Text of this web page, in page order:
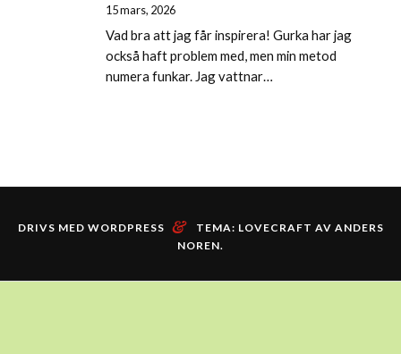
15 mars, 2026
Vad bra att jag får inspirera! Gurka har jag
också haft problem med, men min metod
numera funkar. Jag vattnar…
DRIVS MED WORDPRESS & TEMA: LOVECRAFT AV ANDERS
NOREN.